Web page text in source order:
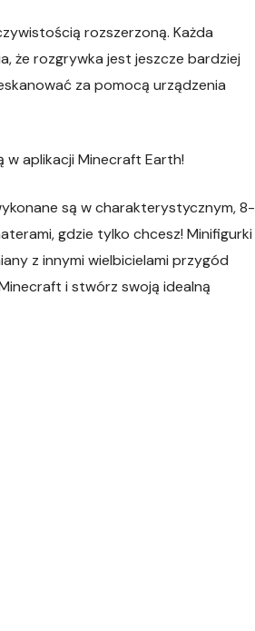
rozszerzoną. Każda
że rozgrywka jest jeszcze bardziej
za pomocą urządzenia
w aplikacji Minecraft Earth!
są w charakterystycznym, 8-
gdzie tylko chcesz! Minifigurki
z innymi wielbicielami przygód
i stwórz swoją idealną